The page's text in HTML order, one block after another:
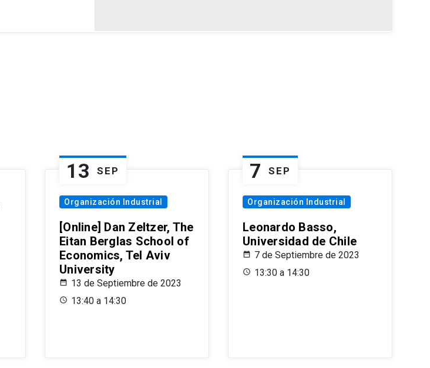
13 SEP
Organización Industrial
[Online] Dan Zeltzer, The
Eitan Berglas School of
Economics, Tel Aviv
University
13 de Septiembre de 2023
13:40 a 14:30
7 SEP
Organización Industrial
Leonardo Basso,
Universidad de Chile
7 de Septiembre de 2023
13:30 a 14:30